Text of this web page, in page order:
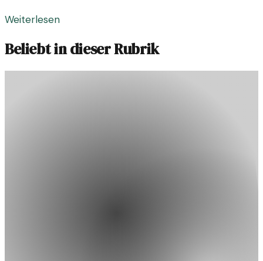
Weiterlesen
Beliebt in dieser Rubrik